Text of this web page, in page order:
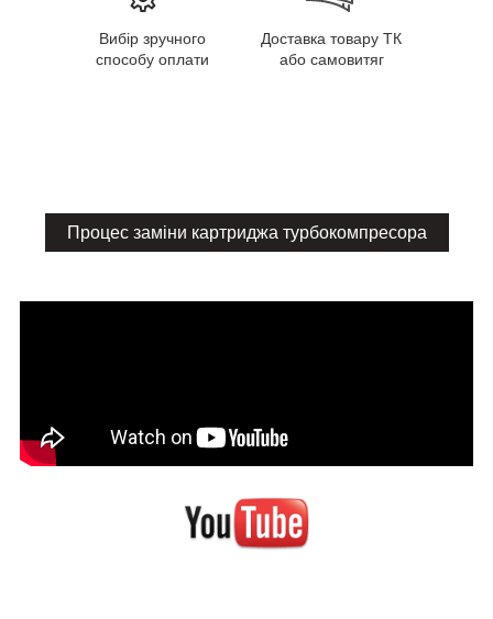
Вибір зручного
способу оплати
Доставка товару ТК
або самовитяг
Процес заміни картриджа турбокомпресора